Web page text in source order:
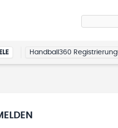
Handball360 Registrierung